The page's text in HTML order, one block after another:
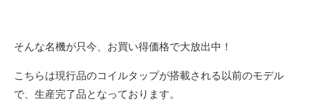
そんな名機が只今、お買い得価格で大放出中！
こちらは現行品のコイルタップが搭載される以前のモデル
で、生産完了品となっております。